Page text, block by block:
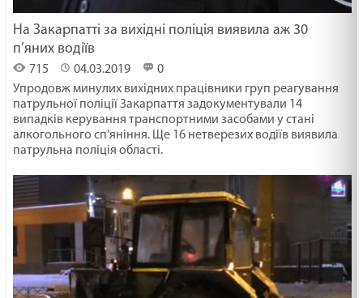
На Закарпатті за вихідні поліція виявила аж 30
п’яних водіїв
715 04.03.2019
0
Упродовж минулих вихідних працівники груп реагування
патрульної поліції Закарпаття задокументували 14
випадків керування транспортними засобами у стані
алкогольного сп’яніння. Ще 16 нетверезих водіїв виявила
патрульна поліція області.